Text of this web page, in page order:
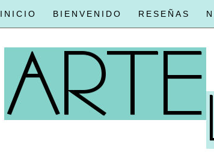
INICIO BIENVENIDO RESEÑAS